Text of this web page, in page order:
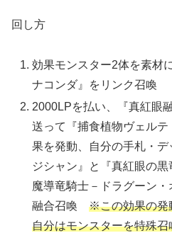
回し方
効果モンスター2体を素材
ナコンダ』をリンク召喚
2000LPを払い、『真紅眼
送って『捕食植物ヴェル
果を発動、自分の手札・
ジシャン』と『真紅眼の
魔導竜騎士－ドラグーン
融合召喚※この効果の発
自分はモンスターを特殊召